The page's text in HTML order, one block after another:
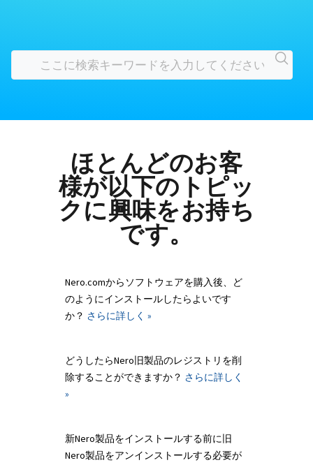
ほとんどのお客
様が以下のトピッ
クに興味をお持ち
です。
Nero.comからソフトウェアを購入後、ど
のようにインストールしたらよいです
か？ さらに詳しく »
どうしたらNero旧製品のレジストリを削
除することができますか？ さらに詳しく
»
新Nero製品をインストールする前に旧
Nero製品をアンインストールする必要が